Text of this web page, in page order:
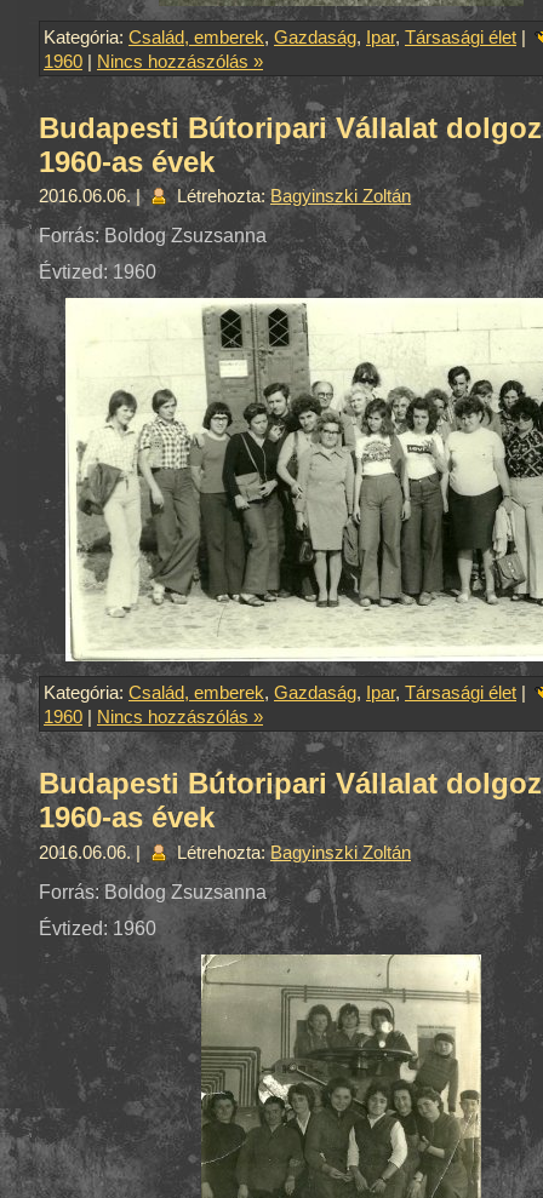
Kategória: Család, emberek, Gazdaság, Ipar, Társasági élet
1960
Nincs hozzászólás »
Budapesti Bútoripari Vállalat
1960-as évek
2016.06.06. | Létrehozta:Bagyinszki Zoltán
Forrás: Boldog Zsuzsanna
Évtized: 1960
Kategória: Család, emberek, Gazdaság, Ipar, Társasági élet
1960
Nincs hozzászólás »
Budapesti Bútoripari Vállalat
1960-as évek
2016.06.06. | Létrehozta:Bagyinszki Zoltán
Forrás: Boldog Zsuzsanna
Évtized: 1960